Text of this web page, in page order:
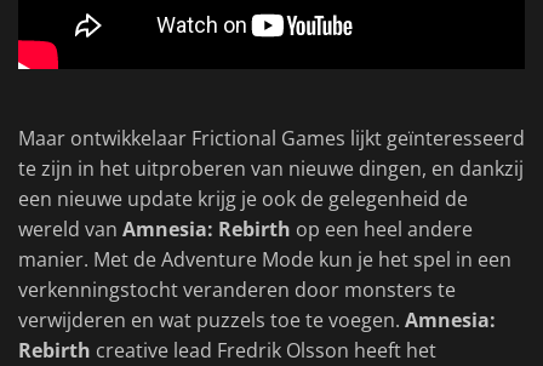
Maar ontwikkelaar Frictional Games lijkt geïnteresseerd
te zijn in het uitproberen van nieuwe dingen, en dankzij
een nieuwe update krijg je ook de gelegenheid de
wereld van Amnesia: Rebirth op een heel andere
manier. Met de Adventure Mode kun je het spel in een
verkenningstocht veranderen door monsters te
verwijderen en wat puzzels toe te voegen. Amnesia:
Rebirth creative lead Fredrik Olsson heeft het